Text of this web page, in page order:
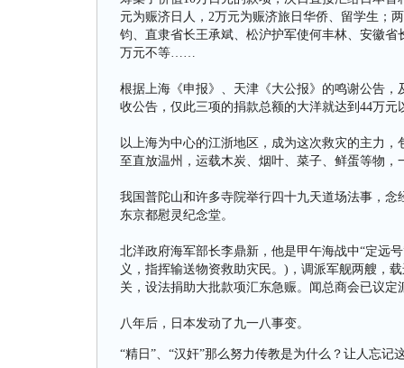
元为赈济日人，2万元为赈济旅日华侨、留学生；
钧、直隶省长王承斌、松沪护军使何丰林、安徽
万元不等……
根据上海《申报》、天津《大公报》的鸣谢公告
收公告，仅此三项的捐款总额的大洋就达到44万元
以上海为中心的江浙地区，成为这次救灾的主力
至直放温州，运载木炭、烟叶、菜子、鲜蛋等物，
我国普陀山和许多寺院举行四十九天道场法事，
东京都慰灵纪念堂。
北洋政府海军部长李鼎新，他是甲午海战中“定远
义，指挥输送物资救助灾民。)，调派军舰两艘，
关，设法捐助大批款项汇东急赈。闻总商会已议
八年后，日本发动了九一八事变。
“精日”、“汉奸”那么努力传教是为什么？让人忘记